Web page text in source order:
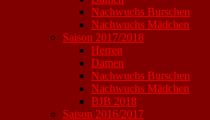
Nachwuchs Burschen
Nachwuchs Mädchen
Saison 2017/2018
Herren
Damen
Nachwuchs Burschen
Nachwuchs Mädchen
BJB 2018
Saison 2016/2017